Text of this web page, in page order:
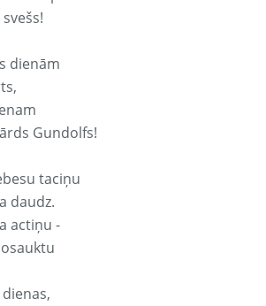
dienām
Gundolfs!
taciņu
daudz.
actiņu -